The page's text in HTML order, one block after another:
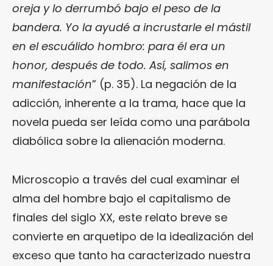
oreja y lo derrumbó bajo el peso de la
bandera. Yo la ayudé a incrustarle el mástil
en el escuálido hombro: para él era un
honor, después de todo. Así, salimos en
manifestación” (p. 35). La negación de la
adicción, inherente a la trama, hace que la
novela pueda ser leída como una parábola
diabólica sobre la alienación moderna.
Microscopio a través del cual examinar el
alma del hombre bajo el capitalismo de
finales del siglo XX, este relato breve se
convierte en arquetipo de la idealización del
exceso que tanto ha caracterizado nuestra